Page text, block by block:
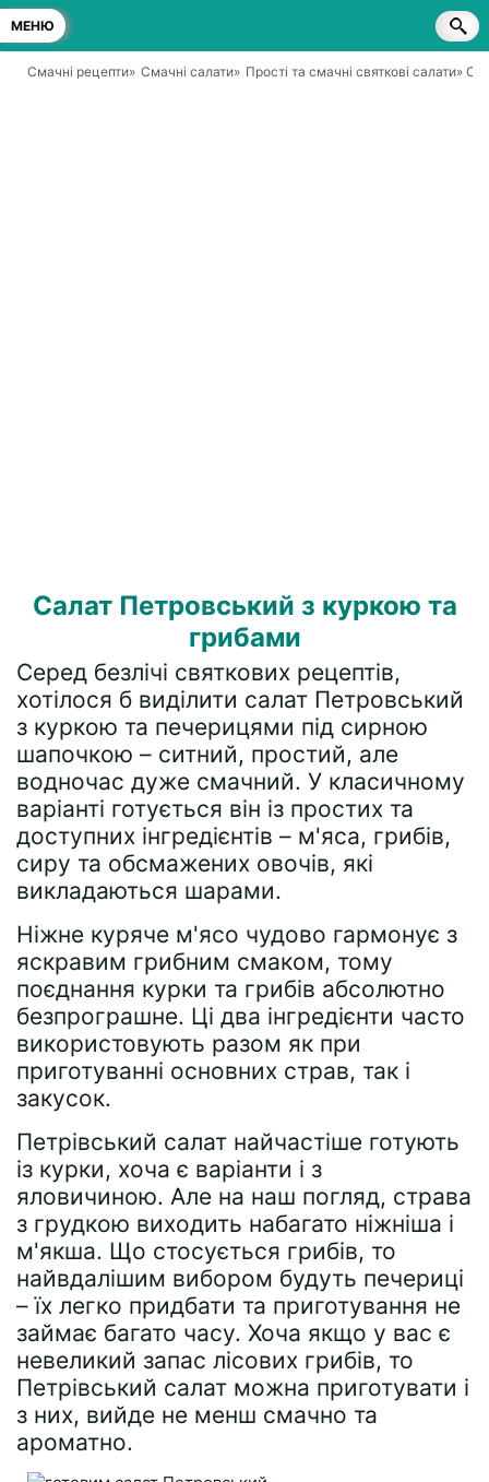
МЕНЮ
Смачні рецепти» Смачні салати» Прості та смачні святкові салати»
Салат Петровський з куркою та
грибами
Серед безлічі святкових рецептів,
хотілося б виділити салат Петровський
з куркою та печерицями під сирною
шапочкою – ситний, простий, але
водночас дуже смачний. У класичному
варіанті готується він із простих та
доступних інгредієнтів – м'яса, грибів,
сиру та обсмажених овочів, які
викладаються шарами.
Ніжне куряче м'ясо чудово гармонує з
яскравим грибним смаком, тому
поєднання курки та грибів абсолютно
безпрограшне. Ці два інгредієнти часто
використовують разом як при
приготуванні основних страв, так і
закусок.
Петрівський салат найчастіше готують
із курки, хоча є варіанти і з
яловичиною. Але на наш погляд, страва
з грудкою виходить набагато ніжніша і
м'якша. Що стосується грибів, то
найвдалішим вибором будуть печериці
– їх легко придбати та приготування не
займає багато часу. Хоча якщо у вас є
невеликий запас лісових грибів, то
Петрівський салат можна приготувати і
з них, вийде не менш смачно та
ароматно.